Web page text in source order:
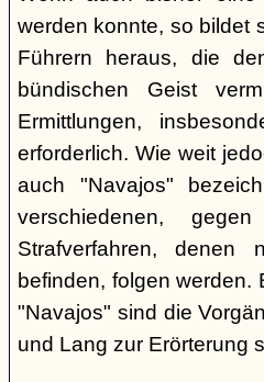
werden konnte, so bildet
Führern heraus, die
bündischen Geist
Ermittlungen,
erforderlich. Wie weit
auch "Navajos"
verschiedenen,
Strafverfahren, denen
befinden, folgen
"Navajos" sind die
und Lang zur Erörterung